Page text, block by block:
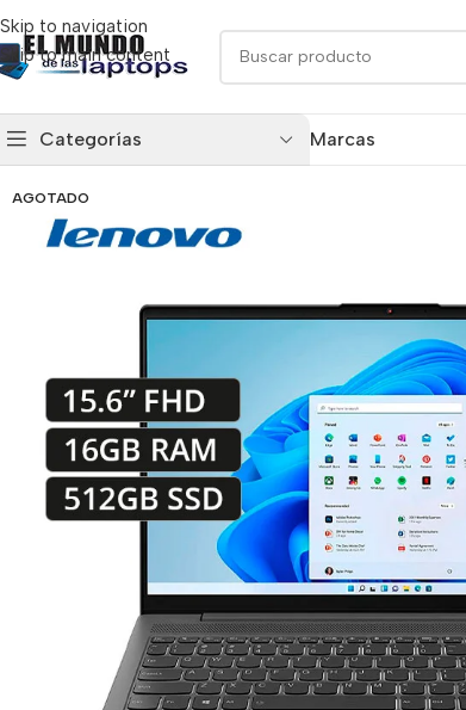
Skip to navigation
Skip to main content
Categorías Marcas
AGOTADO